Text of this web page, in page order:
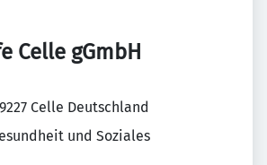
Celle gGmbH
Celle Deutschland
und Soziales